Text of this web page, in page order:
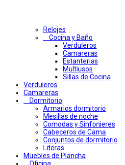
Relojes
Cocina y Baño
Verduleros
Camareras
Estanterias
Multiusos
Sillas de Cocina
Verduleros
Camareras
Dormitorio
Armarios dormitorio
Mesillas de noche
Comodas y Sinfonieres
Cabeceros de Cama
Conjuntos de dormitorio
Literas
Muebles de Plancha